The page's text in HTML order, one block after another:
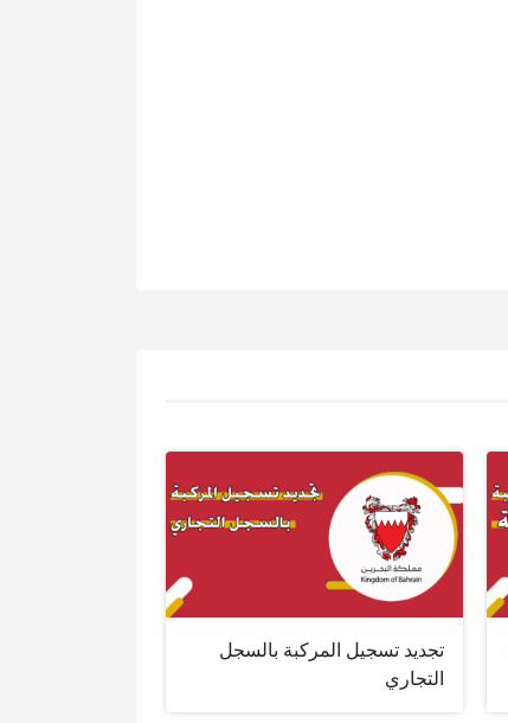
تجديد تسجيل المركبة بالسجل
التجاري